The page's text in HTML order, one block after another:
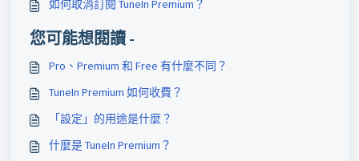
如何取消訂閱 TuneIn Premium？
您可能想閱讀 -
Pro、Premium 和 Free 有什麼不同？
TuneIn Premium 如何收費？
「設定」的用途是什麼？
什麼是 TuneIn Premium？